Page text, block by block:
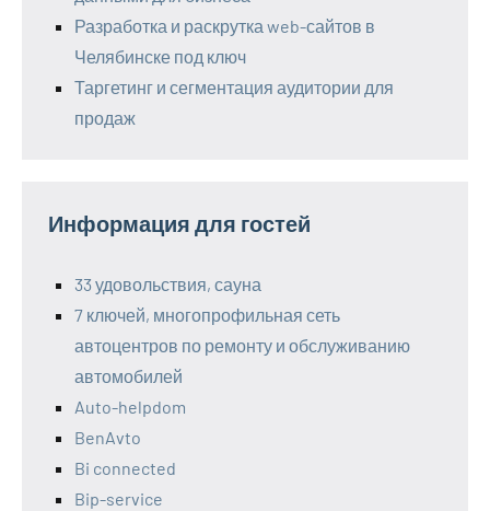
Разработка и раскрутка web-сайтов в
Челябинске под ключ
Таргетинг и сегментация аудитории для
продаж
Информация для гостей
33 удовольствия, сауна
7 ключей, многопрофильная сеть
автоцентров по ремонту и обслуживанию
автомобилей
Auto-helpdom
BenAvto
Bi connected
Bip-service